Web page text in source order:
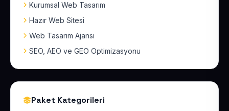
Kurumsal Web Tasarım
Hazır Web Sitesi
Web Tasarım Ajansı
SEO, AEO ve GEO Optimizasyonu
Paket Kategorileri